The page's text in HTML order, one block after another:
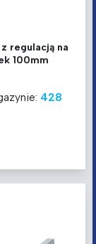
regulacją na
100mm
428